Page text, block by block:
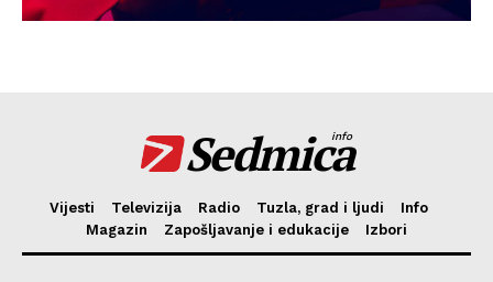
Sedmica
info
Vijesti Televizija Radio Tuzla, grad i ljudi
Info
Magazin
Zapošljavanje i edukacije Izbori